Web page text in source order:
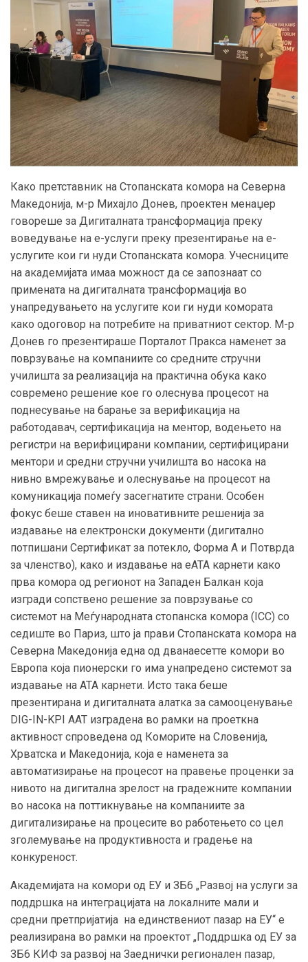
Како претставник на Стопанската комора на Северна
Македонија, м-р Михајло Донев, проектен менаџер
говореше за Дигиталната трансформација преку
воведување на е-услуги преку презентирање на е-
услугите кои ги нуди Стопанската комора. Учесниците
на академијата имаа можност да се запознаат со
примената на дигиталната трансформација во
унапредувањето на услугите кои ги нуди комората
како одоговор на потребите на приватниот сектор. М-р
Донев го презентираше Порталот Пракса наменет за
поврзување на компаниите со средните стручни
училишта за реализација на практична обука како
современо решение кое го олеснува процесот на
поднесување на барање за верификација на
работодавач, сертификација на ментор, водењето на
регистри на верифицирани компании, сертифицирани
ментори и средни стручни училишта во насока на
нивно вмрежување и олеснување на процесот на
комуникација помеѓу засегнатите страни. Особен
фокус беше ставен на иновативните решенија за
издавање на електронски документи (дигитално
потпишани Сертификат за потекло, Форма А и Потврда
за членство), како и издавање на еАТА карнети како
прва комора од регионот на Западен Балкан која
изгради сопствено решение за поврзување со
системот на Меѓународната стопанска комора (ICC) со
седиште во Париз, што ја прави Стопанската комора на
Северна Македонија една од дванаесетте комори во
Европа која пионерски го има унапредено системот за
издавање на АТА карнети. Исто така беше
презентирана и дигиталната алатка за самооценување
DIG-IN-KPI AAT изградена во рамки на проеткна
активност спроведена од Коморите на Словенија,
Хрватска и Македонија, која е наменета за
автоматизирање на процесот на правење проценки за
нивото на дигитална зрелост на градежните компании
во насока на поттикнување на компаниите за
дигитализирање на процесите во работењето со цел
зголемување на продуктивноста и градење на
конкуреност.
Академијата на комори од ЕУ и ЗБ6 „Развој на услуги за
поддршка на интеграцијата на локалните мали и
средни претпријатија на единствениот пазар на ЕУ“ е
реализирана во рамки на проектот „Поддршка од ЕУ за
ЗБ6 КИФ за развој на Заеднички регионален пазар,